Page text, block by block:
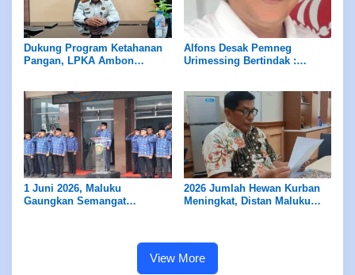
Dukung Program Ketahanan
Pangan, LPKA Ambon
Alfons Desak Pemneg
Urimessing Bertindak :
1 Juni 2026, Maluku
Gaungkan Semangat
2026 Jumlah Hewan Kurban
Meningkat, Distan Maluku
View More